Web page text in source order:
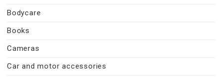
Bodycare
Books
Cameras
Car and motor accessories